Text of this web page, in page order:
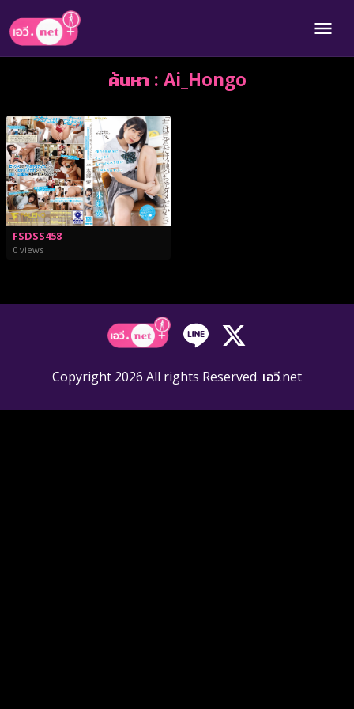
ค้นหา : Ai_Hongo
FSDSS458
0 views
Copyright 2026 All rights Reserved. เอวี.net